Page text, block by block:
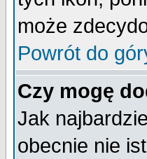
może
Powrót do
Czy mogę
Jak
obecnie nie